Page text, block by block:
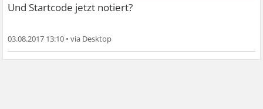
Und Startcode jetzt notiert?
03.08.2017 13:10 •